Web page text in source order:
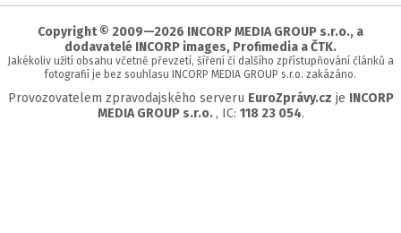
stránky
Copyright © 2009—2026 INCORP MEDIA GROUP s.r.o., a
dodavatelé INCORP images, Profimedia a ČTK.
Jakékoliv užití obsahu včetně převzetí, šíření či dalšího zpřístupňování článků a
fotografií je bez souhlasu INCORP MEDIA GROUP s.r.o. zakázáno.
Provozovatelem zpravodajského serveru EuroZprávy.cz je INCORP
MEDIA GROUP s.r.o. , IC: 118 23 054.